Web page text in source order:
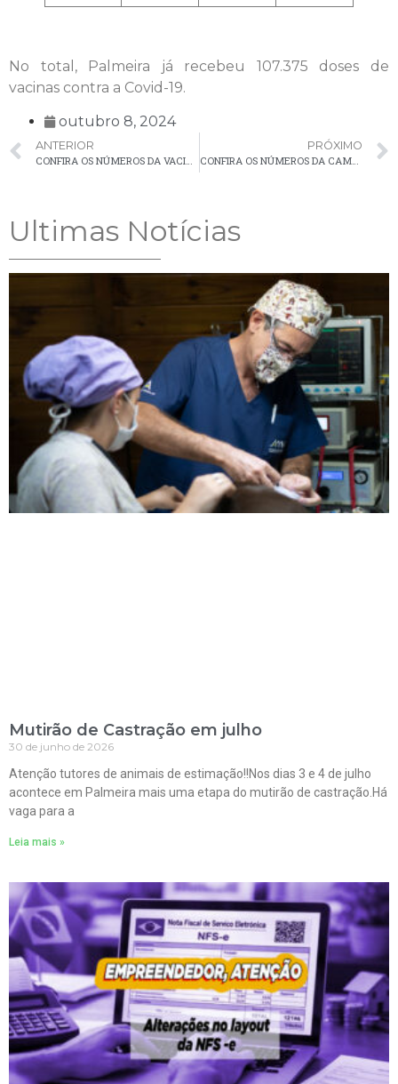
No total, Palmeira já recebeu 107.375 doses de
vacinas contra a Covid-19.
outubro 8, 2024
ANTERIOR
CONFIRA OS NÚMEROS DA VACINAÇÃO CONTRA A COVID-19 EM PALMEIRA
PRÓXIMO
CONFIRA OS NÚMEROS DA CAMPANHA DE VACINAÇÃO CONTRA INFLUENZA EM PALMEIRA
Ultimas Notícias
Mutirão de Castração em julho
30 de junho de 2026
Atenção tutores de animais de estimação!!Nos dias 3 e 4 de julho
acontece em Palmeira mais uma etapa do mutirão de castração.Há
vaga para a
Leia mais »